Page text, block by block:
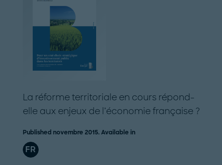
La réforme territoriale en cours répond-
elle aux enjeux de l’économie française ?
Published novembre 2015. Available in
FR